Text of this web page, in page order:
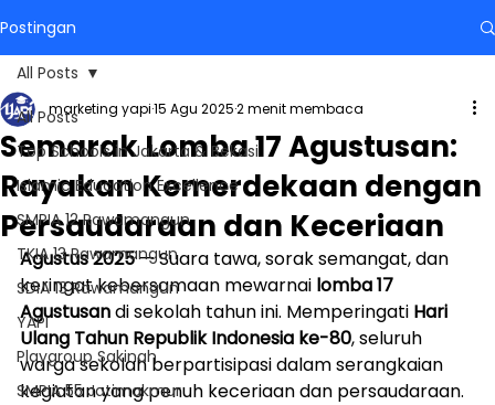
Postingan
All Posts
Top Schools in Jakarta & Bekasi
Islamic Education Excellence
SMPIA 12 Rawamangun
TKIA 13 Rawamangun
SDIA 13 Rawamangun
YAPI
Playgroup Sakinah
SMPIA 55 Jatimakmur
All Posts
Semarak Lomba 17 Agustusan:
Rayakan Kemerdekaan dengan
Persaudaraan dan Keceriaan
marketing yapi15 Agu 20252 menit membaca
Agustus 2025 — Suara tawa, sorak semangat, dan
keringat kebersamaan mewarnai lomba 17
Agustusan di sekolah tahun ini. Memperingati Hari
Ulang Tahun Republik Indonesia ke-80, seluruh
warga sekolah berpartisipasi dalam serangkaian
kegiatan yang penuh keceriaan dan persaudaraan.